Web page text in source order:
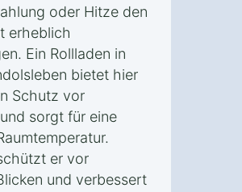
oder Hitze den
erheblich
Ein Rollladen in
bietet hier
Schutz vor
sorgt für eine
er vor
und verbessert